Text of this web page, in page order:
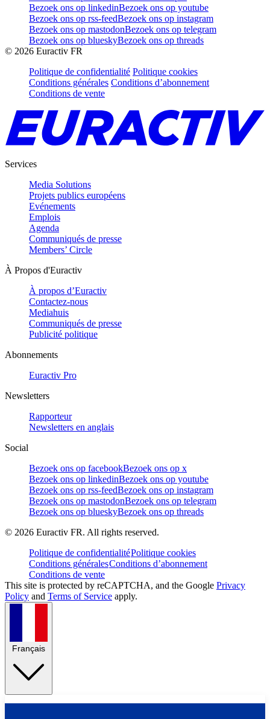
Bezoek ons op linkedinBezoek ons op youtube
Bezoek ons op rss-feedBezoek ons op instagram
Bezoek ons op mastodonBezoek ons op telegram
Bezoek ons op blueskyBezoek ons op threads
© 2026 Euractiv FR
Politique de confidentialité Politique cookies
Conditions générales Conditions d’abonnement
Conditions de vente
Services
Media Solutions
Projets publics européens
Evénements
Emplois
Agenda
Communiqués de presse
Members’ Circle
À Propos d'Euractiv
À propos d’Euractiv
Contactez-nous
Mediahuis
Communiqués de presse
Publicité politique
Abonnements
Euractiv Pro
Newsletters
Rapporteur
Newsletters en anglais
Social
Bezoek ons op facebookBezoek ons op x
Bezoek ons op linkedinBezoek ons op youtube
Bezoek ons op rss-feedBezoek ons op instagram
Bezoek ons op mastodonBezoek ons op telegram
Bezoek ons op blueskyBezoek ons op threads
© 2026 Euractiv FR. All rights reserved.
Politique de confidentialitéPolitique cookies
Conditions généralesConditions d’abonnement
Conditions de vente
This site is protected by reCAPTCHA, and the Google Privacy
Policy and Terms of Service apply.
Français